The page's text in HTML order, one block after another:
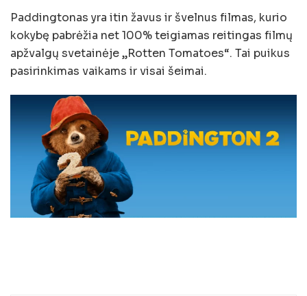
Paddingtonas yra itin žavus ir švelnus filmas, kurio
kokybę pabrėžia net 100% teigiamas reitingas filmų
apžvalgų svetainėje „Rotten Tomatoes“. Tai puikus
pasirinkimas vaikams ir visai šeimai.